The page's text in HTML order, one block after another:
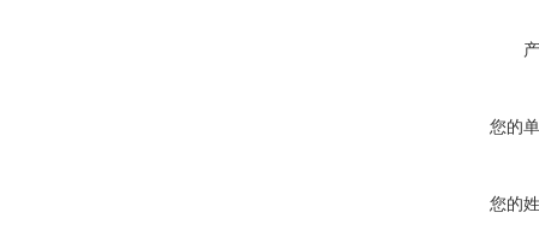
您的
您的